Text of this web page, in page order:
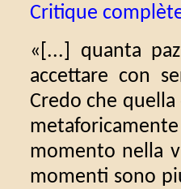
Critique
«[...] quanta
accettare con
Credo che
momento nella
momenti sono